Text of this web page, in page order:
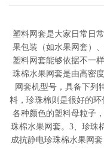
塑料网套是大家日常日
果包装（如水果网套）
塑料网套能够依据不一
珠棉水果网套是由高密
网套机型号，具备下列
料，珍珠棉则是很好的
各种颜色的塑料母粒子
珠棉水果网套。3、珍珠
成抗静电珍珠棉水果网